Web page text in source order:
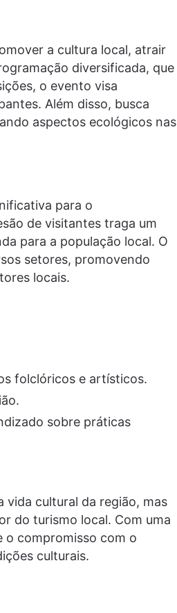
a cultura local, atrair
diversificada, que
o evento visa
Além disso, busca
aspectos ecológicos nas
para o
de visitantes traga um
para a população local. O
setores, promovendo
locais.
folclóricos e artísticos.
sobre práticas
vida cultural da região, mas
do turismo local. Com uma
o compromisso com o
culturais.